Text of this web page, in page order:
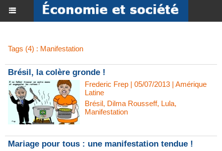
Tags (4) : Manifestation
Brésil, la colère gronde !
Frederic Frep | 05/07/2013 | Amérique
Latine
Brésil, Dilma Rousseff, Lula,
Manifestation
Mariage pour tous : une manifestation tendue !